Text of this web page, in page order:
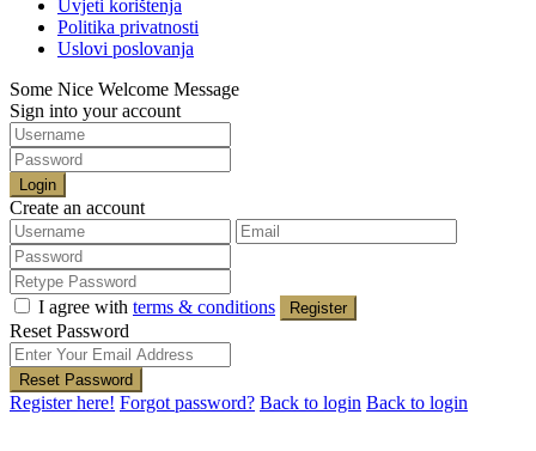
Uvjeti korištenja
Politika privatnosti
Uslovi poslovanja
Some Nice Welcome Message
Sign into your account
Login
Create an account
I agree with terms & conditions Register
Reset Password
Reset Password
Register here! Forgot password? Back to login Back to login